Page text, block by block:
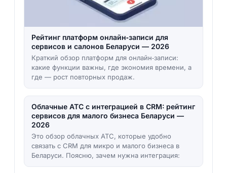
Рейтинг платформ онлайн‑записи для
сервисов и салонов Беларуси — 2026
Краткий обзор платформ для онлайн‑записи:
какие функции важны, где экономия времени, а
где — рост повторных продаж.
Облачные АТС с интеграцией в CRM: рейтинг
сервисов для малого бизнеса Беларуси —
2026
Это обзор облачных АТС, которые удобно
связать с CRM для микро и малого бизнеса в
Беларуси. Поясню, зачем нужна интеграция: